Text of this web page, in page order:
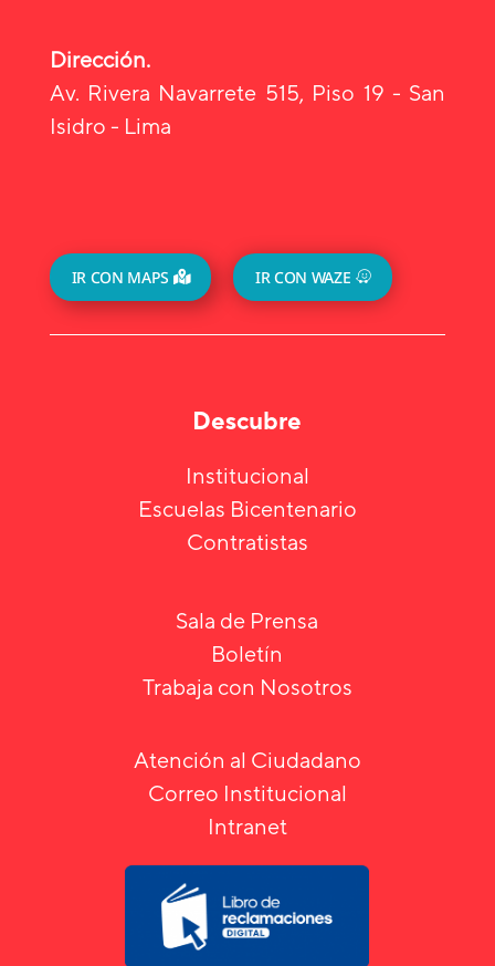
Dirección.
Av. Rivera Navarrete 515, Piso 19 - San
Isidro - Lima
IR CON MAPS IR CON WAZE
Descubre
Institucional
Escuelas Bicentenario
Contratistas
Sala de Prensa
Boletín
Trabaja con Nosotros
Atención al Ciudadano
Correo Institucional
Intranet